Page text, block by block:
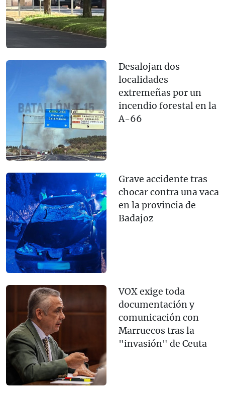
Desalojan dos
localidades
extremeñas por un
incendio forestal en la
A-66
Grave accidente tras
chocar contra una vaca
en la provincia de
Badajoz
VOX exige toda
documentación y
comunicación con
Marruecos tras la
"invasión" de Ceuta